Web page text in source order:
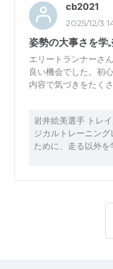
cb2021
2025/12/3
姿勢の大事さを学
エリートランナーさ
良い機会でした。初
内容で気づきをたく
岩井絵美選手 トレ
ジカルトレーニン
ために、走る以外を